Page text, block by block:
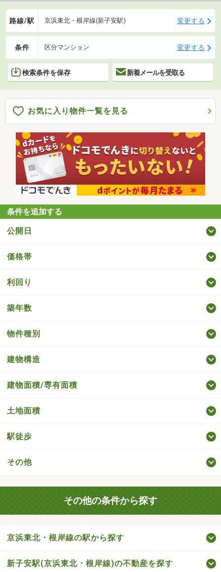
路線/駅 京浜東北・根岸線(新子安駅) 変更する
条件 区分マンション 変更する
検索条件を保存 新着メールを受取る
お気に入り物件一覧を見る
条件を追加する
公開日
価格帯
利回り
築年数
物件種別
建物構造
建物面積/専有面積
土地面積
駅徒歩
その他
その他の条件から探す
京浜東北・根岸線の駅から探す
新子安駅(京浜東北・根岸線)の不動産を探す